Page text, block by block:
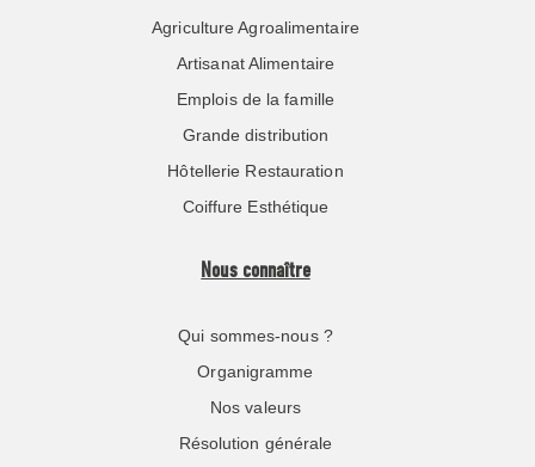
Agriculture Agroalimentaire
Artisanat Alimentaire
Emplois de la famille
Grande distribution
Hôtellerie Restauration
Coiffure Esthétique
Nous connaître
Qui sommes-nous ?
Organigramme
Nos valeurs
Résolution générale